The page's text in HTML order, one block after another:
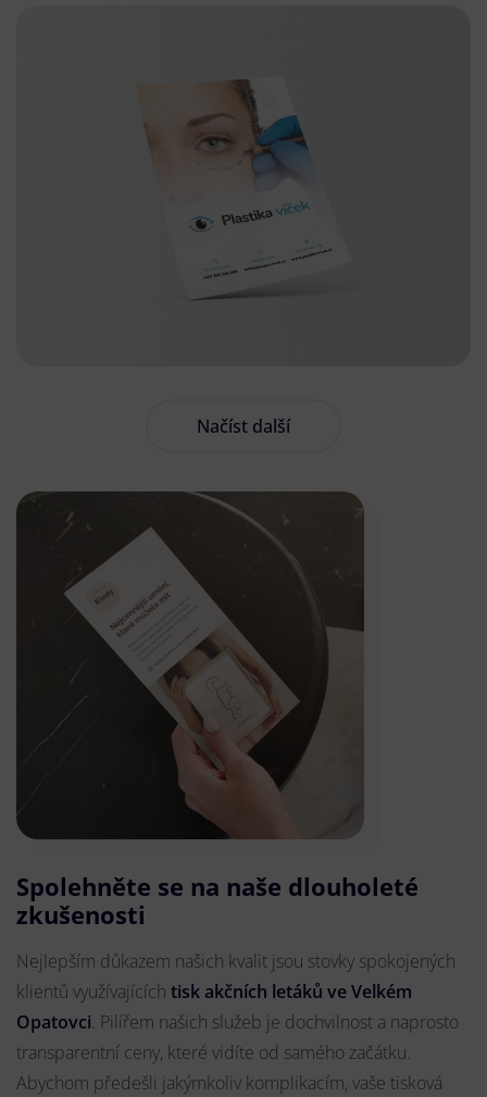
Načíst další
Spolehněte se na naše dlouholeté
zkušenosti
Nejlepším důkazem našich kvalit jsou stovky spokojených
klientů využívajících tisk akčních letáků ve Velkém
Opatovci. Pilířem našich služeb je dochvilnost a naprosto
transparentní ceny, které vidíte od samého začátku.
Abychom předešli jakýmkoliv komplikacím, vaše tisková